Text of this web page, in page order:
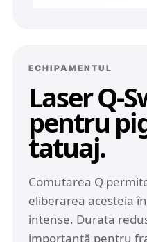
ECHIPAMENTUL
Laser Q-
pentru
tatuaj.
Comutarea Q
eliberarea acesteia
intense. Durata
importantă pentru